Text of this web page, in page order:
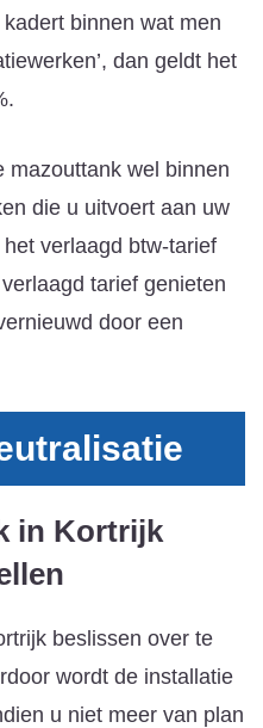
binnen wat men
dan geldt het
mazouttank wel binnen
die u uitvoert aan uw
verlaagd btw-tarief
tarief genieten
door een
in Kortrijk
beslissen over te
wordt de installatie
u niet meer van plan